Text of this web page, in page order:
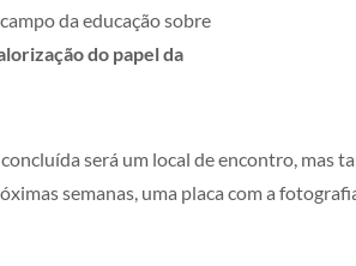
da educação sobre
do papel da
será um local de encontro, mas
semanas, uma placa com a